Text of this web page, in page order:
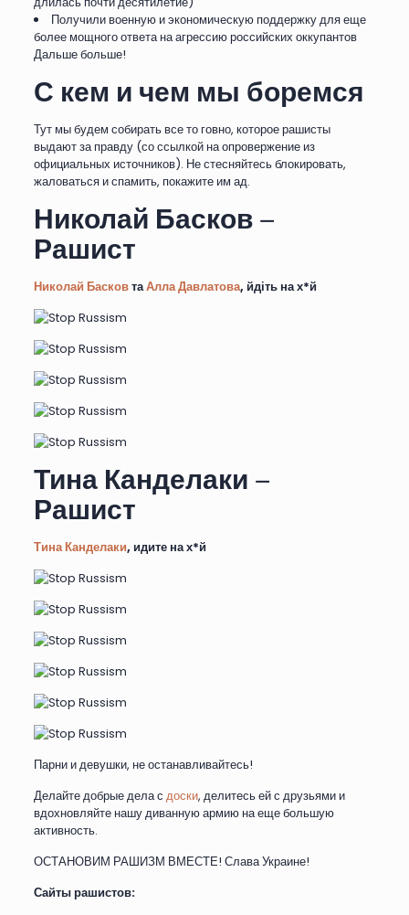
Получили военную и экономическую поддержку для еще
более мощного ответа на агрессию российских оккупантов
Дальше больше!
С кем и чем мы боремся
Тут мы будем собирать все то говно, которое рашисты
выдают за правду (со ссылкой на опровержение из
официальных источников). Не стесняйтесь блокировать,
жаловаться и спамить, покажите им ад.
Николай Басков –
Рашист
Николай БасковтаАлла Давлатова, йдіть на х*й
Тина Канделаки –
Рашист
Тина Канделаки, идите на х*й
Парни и девушки, не останавливайтесь!
Делайте добрые дела с доски, делитесь ей с друзьями и
вдохновляйте нашу диванную армию на еще большую
активность.
ОСТАНОВИМ РАШИЗМ ВМЕСТЕ! Слава Украине!
Сайты рашистов: